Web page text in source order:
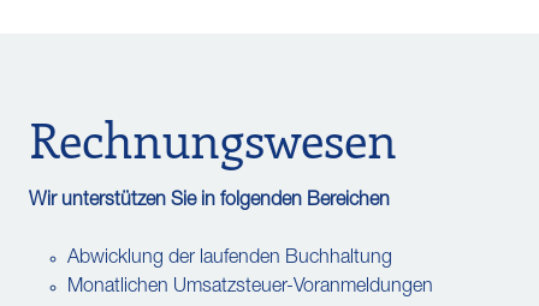
Rechnungswesen
Wir unterstützen Sie in folgenden Bereichen
Abwicklung der laufenden Buchhaltung
Monatlichen Umsatzsteuer-Voranmeldungen